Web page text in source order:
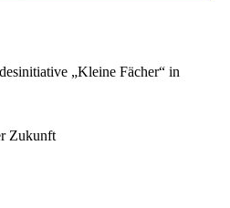
„Kleine Fächer“ in
Zukunft